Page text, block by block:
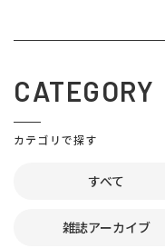
CATEGORY
カテゴリで探す
すべて
雑誌アーカイブ